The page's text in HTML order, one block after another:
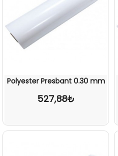
Polyester Presbant 0.30 mm
527,88₺